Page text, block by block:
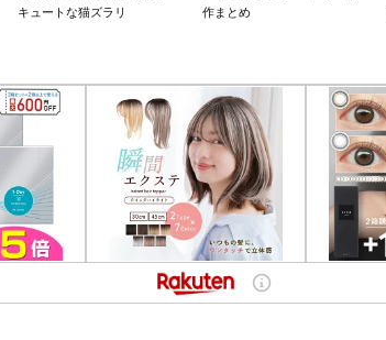
キュートな猫ズラリ
作まとめ